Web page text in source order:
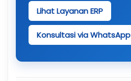
Lihat Layanan ERP
Konsultasi via WhatsApp